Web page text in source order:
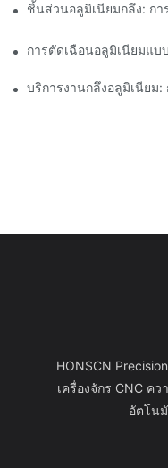
ชิ้นส่วนอลูมิเนียมกลึง: ก
การตัดเฉือนอลูมิเนียมแบ
บริการงานกลึงอลูมิเนียม
HONSCN
เครื่องจักร CNC ค
อัตโน